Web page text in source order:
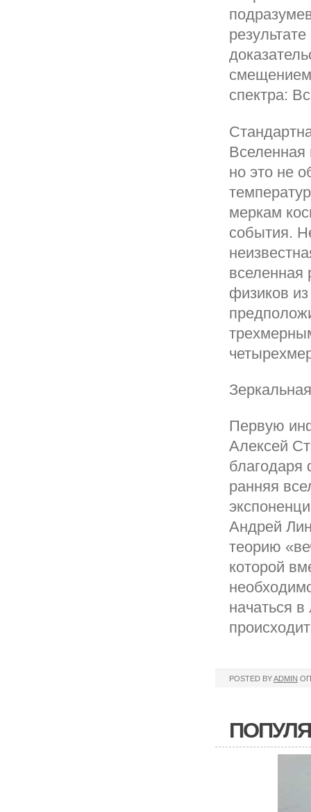
смещением
спектра:
Вселенная
но это не
меркам
события.
вселенная
физиков
Первую
Алексей
благодаря
ранняя
Андрей
теорию
которой
начаться
POSTED BYADMIN